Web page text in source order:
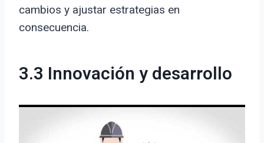
cambios y ajustar estrategias en
consecuencia.
3.3 Innovación y desarrollo